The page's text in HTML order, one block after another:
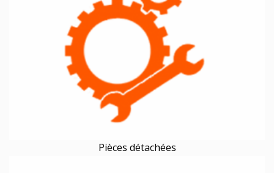
Pièces détachées